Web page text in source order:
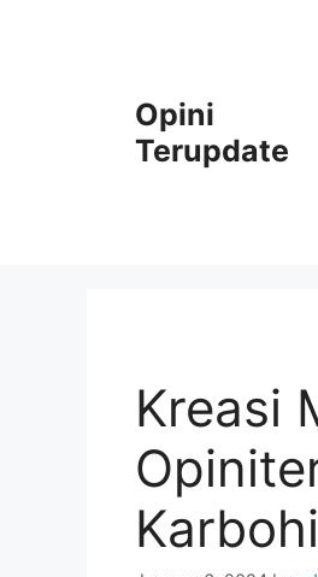
Opini
Terupdate
Kreasi